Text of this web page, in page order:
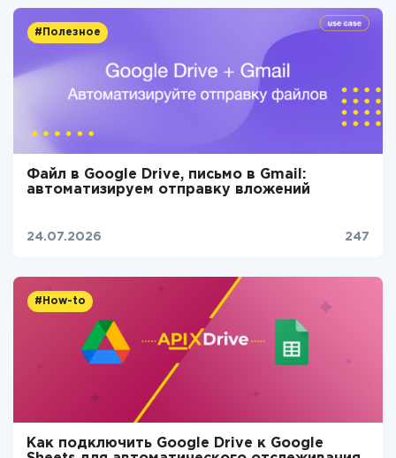
#Полезное
Файл в Google Drive, письмо в Gmail:
автоматизируем отправку вложений
24.07.2026 247
#How-to
Как подключить Google Drive к Google